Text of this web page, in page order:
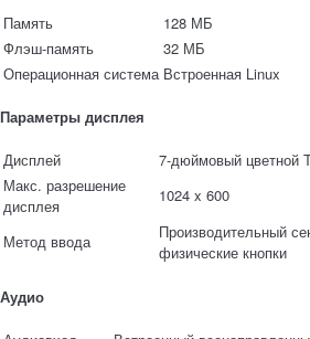
Память
128 МБ
Флэш-память
32 МБ
Операционная система Встроенная Linux
Параметры дисплея
Дисплей
7-дюймовый цветной
Макс. разрешение
дисплея
1024 x 600
Метод ввода
Производительный
физические кнопки
Аудио